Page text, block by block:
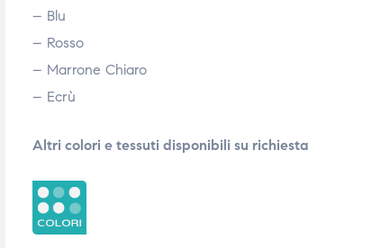
– Blu
– Rosso
– Marrone Chiaro
– Ecrù
Altri colori e tessuti disponibili su richiesta